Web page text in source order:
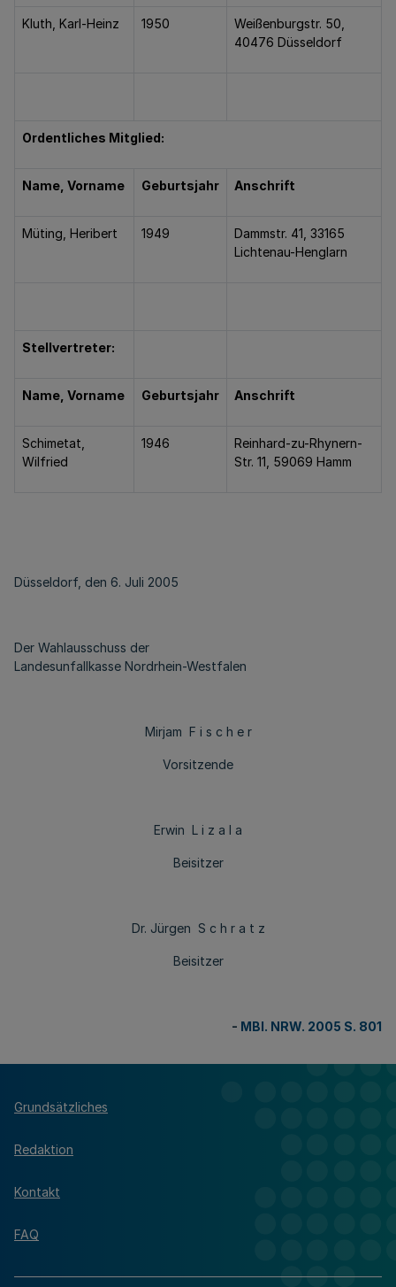
Kluth, Karl-Heinz 1950
Weißenburgstr. 50,
40476 Düsseldorf
Ordentliches Mitglied:
Name, Vorname Geburtsjahr Anschrift
Müting, Heribert 1949
Dammstr. 41, 33165
Lichtenau-Henglarn
Stellvertreter:
Name, Vorname Geburtsjahr Anschrift
Schimetat,
Wilfried
1946
Reinhard-zu-Rhynern-
Str. 11, 59069 Hamm
Düsseldorf, den 6. Juli 2005
Der Wahlausschuss der
Landesunfallkasse Nordrhein-Westfalen
Mirjam F i s c h e r
Vorsitzende
Erwin L i z a l a
Beisitzer
Dr. Jürgen S c h r a t z
Beisitzer
- MBl. NRW. 2005 S. 801
Grundsätzliches
Redaktion
Kontakt
FAQ